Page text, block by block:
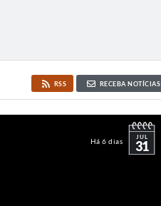
RSS RECEBA NOTÍCIAS
Há 6 dias JUL
31